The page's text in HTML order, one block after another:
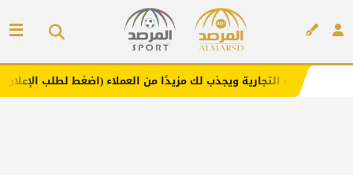
ويجذب لك مزيدًا من العملاء (اضغط لطلب الإعلان)